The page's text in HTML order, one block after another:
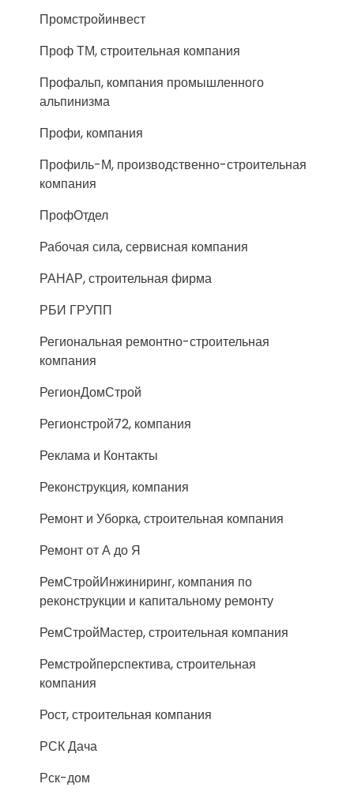
Промстройинвест
Проф ТМ, строительная компания
Профальп, компания промышленного
альпинизма
Профи, компания
Профиль-М, производственно-строительная
компания
ПрофОтдел
Рабочая сила, сервисная компания
РАНАР, строительная фирма
РБИ ГРУПП
Региональная ремонтно-строительная
компания
РегионДомСтрой
Регионстрой72, компания
Реклама и Контакты
Реконструкция, компания
Ремонт и Уборка, строительная компания
Ремонт от А до Я
РемСтройИнжиниринг, компания по
реконструкции и капитальному ремонту
РемСтройМастер, строительная компания
Ремстройперспектива, строительная
компания
Рост, строительная компания
РСК Дача
Рск-дом